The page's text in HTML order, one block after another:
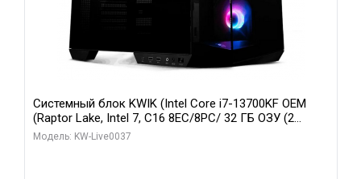
Системный блок KWIK (Intel Core i7-13700KF OEM
(Raptor Lake, Intel 7, C16 8EC/8PC/ 32 ГБ ОЗУ (2
модуля)/ Gigabyte RTX5070 AERO OC 12GB GDDR7
Модель: KW-Live0037